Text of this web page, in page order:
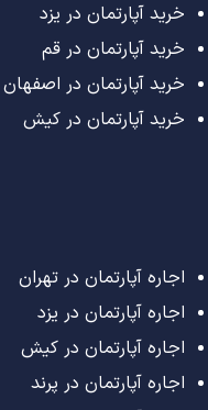
خرید آپارتمان در یزد
خرید آپارتمان در قم
خرید آپارتمان در اصفهان
خرید آپارتمان در کیش
اجاره آپارتمان در تهران
اجاره آپارتمان در یزد
اجاره آپارتمان در کیش
اجاره آپارتمان در پرند